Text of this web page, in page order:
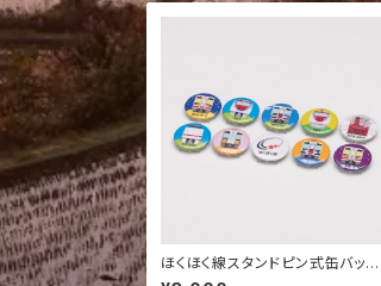
ほくほく線スタンドピン式缶バッジ1
0種セット 【北越急行オリジナル】